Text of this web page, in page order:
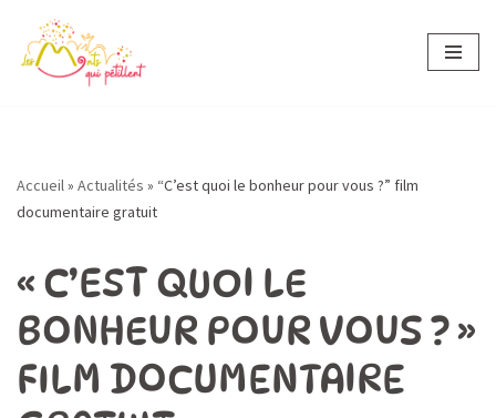
Aller
Accueil» Actualités » “C’est quoi le bonheur pour vous ?” film
documentaire gratuit
« C’EST QUOI LE
BONHEUR POUR VOUS ? »
FILM DOCUMENTAIRE